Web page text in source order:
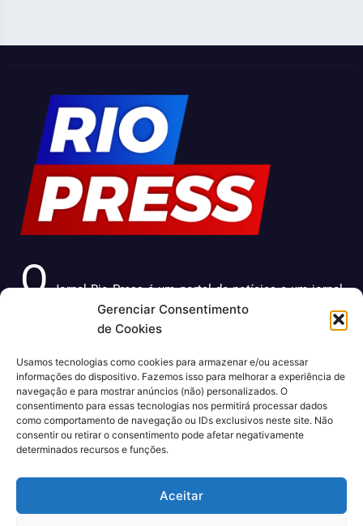
Gerenciar Consentimento
de Cookies
Usamos tecnologias como cookies para armazenar e/ou acessar
informações do dispositivo. Fazemos isso para melhorar a experiência de
navegação e para mostrar anúncios (não) personalizados. O
consentimento para essas tecnologias nos permitirá processar dados
como comportamento de navegação ou IDs exclusivos neste site. Não
consentir ou retirar o consentimento pode afetar negativamente
determinados recursos e funções.
Aceitar
O Jornal Rio Press é um portal de notícias e um jornal
impresso que cobre diversas notícias sobre a cidade do
Rio de Janeiro. Com uma abordagem abrangente e
sobre política, economia, cultura, entre outros temas
relevantes para a população carioca. Além disso, o Jornal
Rio Press oferece conteúdo exclusivo em sua versão
online, trazendo ainda mais facilidade e comodidade para
seus leitores.
CNPJ: 43.699.442/0001-80